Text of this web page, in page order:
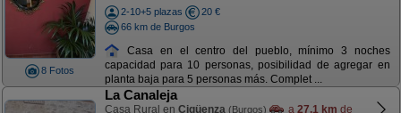
8 Fotos
2-10+5 plazas
20 €
66 km de Burgos
Casa en el centro del pueblo, mínimo 3 noches
capacidad para 10 personas, posibilidad de agregar en
planta baja para 5 personas más. Complet ...
La Canaleja
Casa Rural en Cigüenza (Burgos) a 27,1 km de